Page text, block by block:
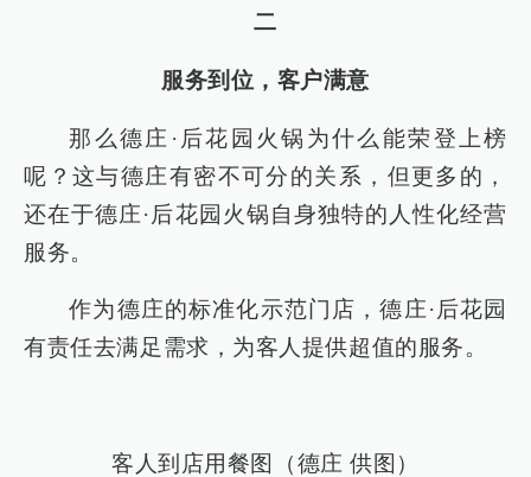
二
服务到位，客户满意
那么德庄·后花园火锅为什么能荣登上榜
呢？这与德庄有密不可分的关系，但更多的，
还在于德庄·后花园火锅自身独特的人性化经营
服务。
作为德庄的标准化示范门店，德庄·后花园
有责任去满足需求，为客人提供超值的服务。
客人到店用餐图（德庄 供图）